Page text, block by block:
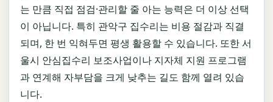
는 만큼 직접 점검·관리할 줄 아는 능력은 더 이상 선택
이 아닙니다. 특히 관악구 집수리는 비용 절감과 직결
되며, 한 번 익혀두면 평생 활용할 수 있습니다. 또한 서
울시 안심집수리 보조사업이나 지자체 지원 프로그램
과 연계해 자부담을 크게 낮추는 길도 함께 열려 있습
니다.